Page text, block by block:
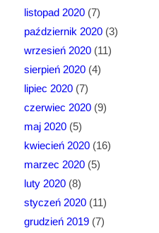
listopad 2020(7)
październik 2020(3)
wrzesień 2020(11)
sierpień 2020(4)
lipiec 2020(7)
czerwiec 2020(9)
maj 2020(5)
kwiecień 2020(16)
marzec 2020(5)
luty 2020(8)
styczeń 2020(11)
grudzień 2019(7)